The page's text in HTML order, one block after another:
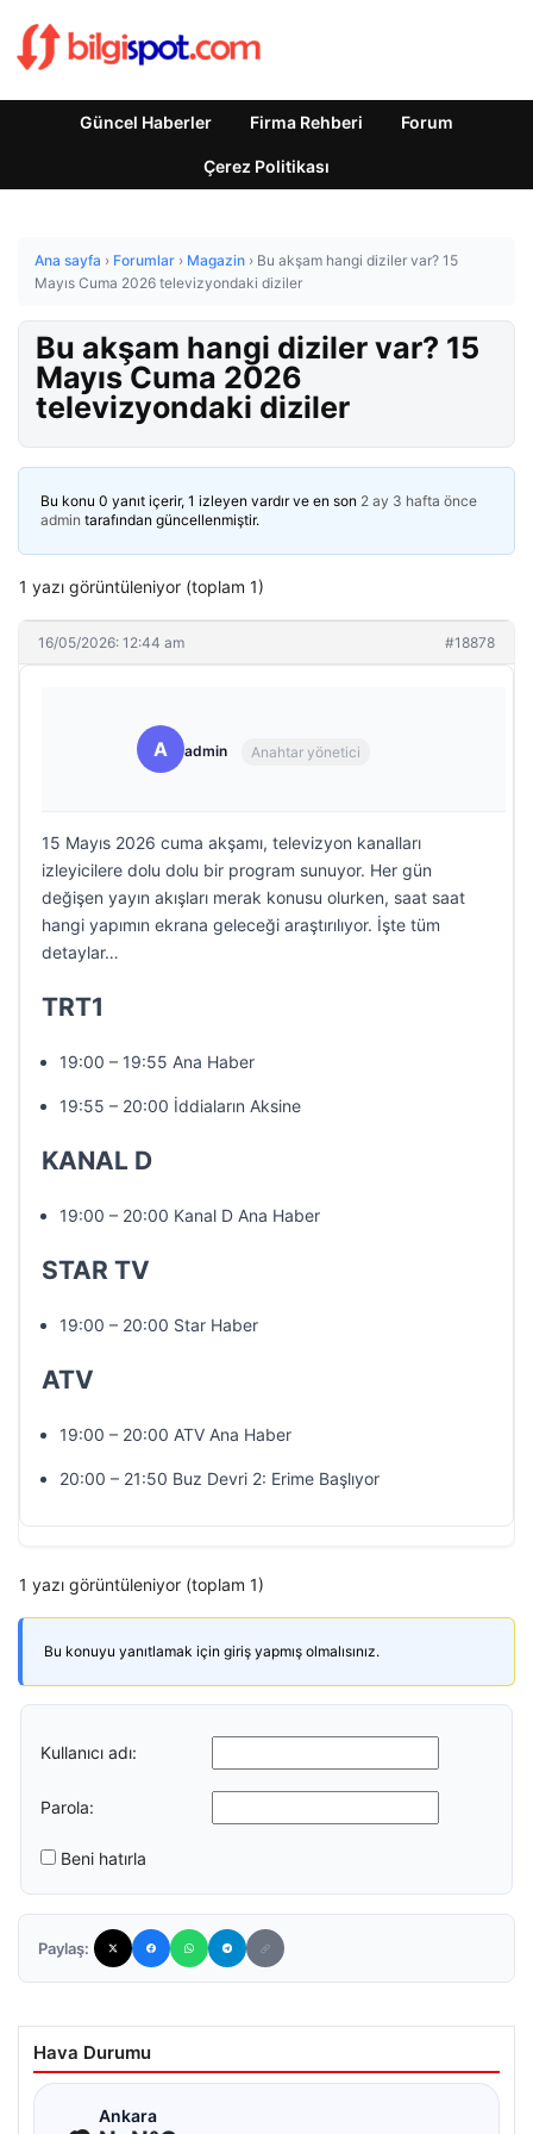
Güncel Haberler Firma Rehberi Forum
Çerez Politikası
Ana sayfa › Forumlar › Magazin › Bu akşam hangi diziler var? 15
Mayıs Cuma 2026 televizyondaki diziler
Bu akşam hangi diziler var? 15
Mayıs Cuma 2026
televizyondaki diziler
Bu konu 0 yanıt içerir, 1 izleyen vardır ve en son 2 ay 3 hafta önce
admin tarafından güncellenmiştir.
1 yazı görüntüleniyor (toplam 1)
16/05/2026: 12:44 am #18878
A admin Anahtar yönetici
15 Mayıs 2026 cuma akşamı, televizyon kanalları
izleyicilere dolu dolu bir program sunuyor. Her gün
değişen yayın akışları merak konusu olurken, saat saat
hangi yapımın ekrana geleceği araştırılıyor. İşte tüm
detaylar…
TRT1
19:00 – 19:55 Ana Haber
19:55 – 20:00 İddiaların Aksine
KANAL D
19:00 – 20:00 Kanal D Ana Haber
STAR TV
19:00 – 20:00 Star Haber
ATV
19:00 – 20:00 ATV Ana Haber
20:00 – 21:50 Buz Devri 2: Erime Başlıyor
1 yazı görüntüleniyor (toplam 1)
Bu konuyu yanıtlamak için giriş yapmış olmalısınız.
Kullanıcı adı:
Parola:
Beni hatırla
Paylaş:
Hava Durumu
Ankara